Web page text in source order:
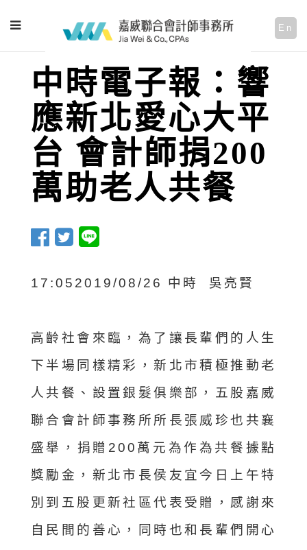
En
中時電子報：響
應新北愛心大平
台 會計師捐200
萬助老人共餐
17:052019/08/26 中時 吳亮賢
高齡社會來臨，為了讓長輩們的人生
下半場同樣精彩，新北市積極推動老
人共餐、設置銀髮俱樂部，五股嘉威
聯合會計師事務所所長張威珍也共襄
盛舉，捐贈200萬元為作為共餐據點
獎勵金，新北市長侯友宜今日上午特
別到五股更新社區代表受贈，感謝來
自民間的善心，同時也和長輩們開心